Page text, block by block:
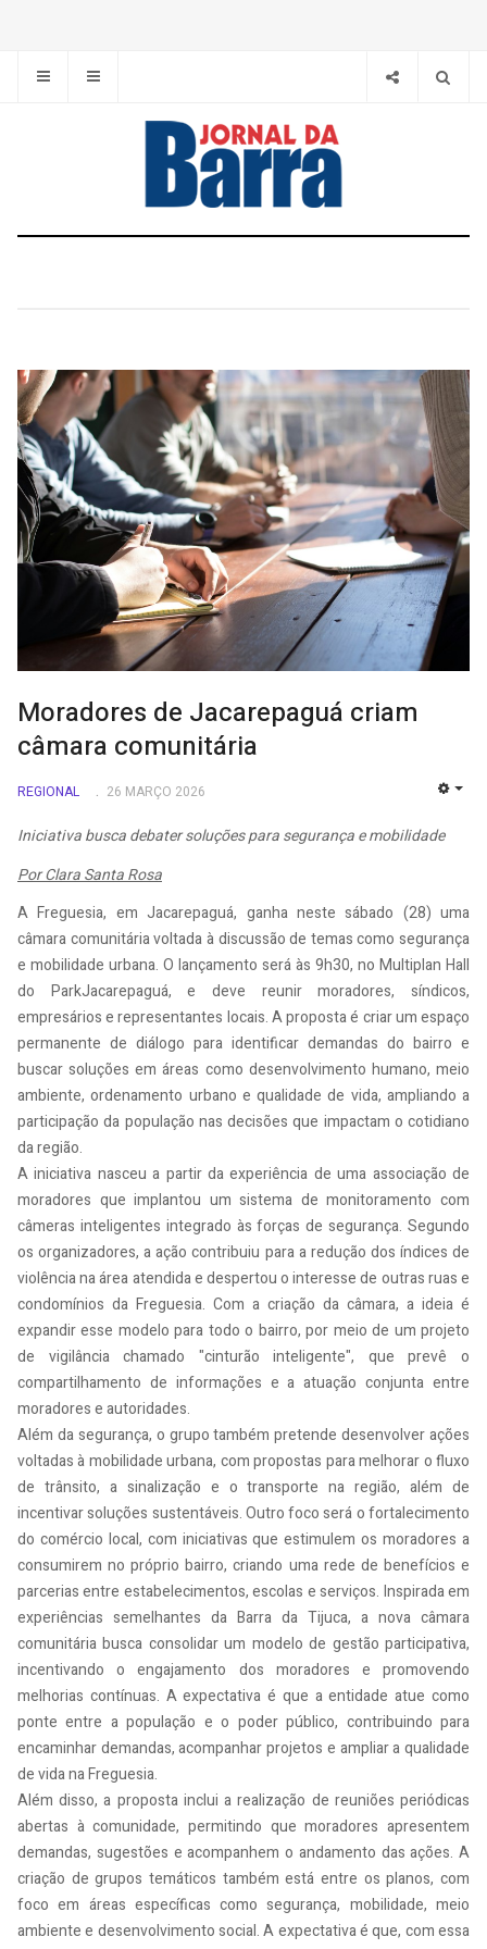
Moradores de Jacarepaguá criam
câmara comunitária
REGIONAL 26 MARÇO 2026
Iniciativa busca debater soluções para segurança e mobilidade
Por Clara Santa Rosa
A Freguesia, em Jacarepaguá, ganha neste sábado (28) uma
câmara comunitária voltada à discussão de temas como segurança
e mobilidade urbana. O lançamento será às 9h30, no Multiplan Hall
do ParkJacarepaguá, e deve reunir moradores, síndicos,
empresários e representantes locais. A proposta é criar um espaço
permanente de diálogo para identificar demandas do bairro e
buscar soluções em áreas como desenvolvimento humano, meio
ambiente, ordenamento urbano e qualidade de vida, ampliando a
participação da população nas decisões que impactam o cotidiano
da região.
A iniciativa nasceu a partir da experiência de uma associação de
moradores que implantou um sistema de monitoramento com
câmeras inteligentes integrado às forças de segurança. Segundo
os organizadores, a ação contribuiu para a redução dos índices de
violência na área atendida e despertou o interesse de outras ruas e
condomínios da Freguesia. Com a criação da câmara, a ideia é
expandir esse modelo para todo o bairro, por meio de um projeto
de vigilância chamado "cinturão inteligente", que prevê o
compartilhamento de informações e a atuação conjunta entre
moradores e autoridades.
Além da segurança, o grupo também pretende desenvolver ações
voltadas à mobilidade urbana, com propostas para melhorar o fluxo
de trânsito, a sinalização e o transporte na região, além de
incentivar soluções sustentáveis. Outro foco será o fortalecimento
do comércio local, com iniciativas que estimulem os moradores a
consumirem no próprio bairro, criando uma rede de benefícios e
parcerias entre estabelecimentos, escolas e serviços. Inspirada em
experiências semelhantes da Barra da Tijuca, a nova câmara
comunitária busca consolidar um modelo de gestão participativa,
incentivando o engajamento dos moradores e promovendo
melhorias contínuas. A expectativa é que a entidade atue como
ponte entre a população e o poder público, contribuindo para
encaminhar demandas, acompanhar projetos e ampliar a qualidade
de vida na Freguesia.
Além disso, a proposta inclui a realização de reuniões periódicas
abertas à comunidade, permitindo que moradores apresentem
demandas, sugestões e acompanhem o andamento das ações. A
criação de grupos temáticos também está entre os planos, com
foco em áreas específicas como segurança, mobilidade, meio
ambiente e desenvolvimento social. A expectativa é que, com essa